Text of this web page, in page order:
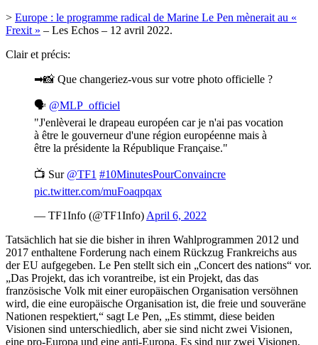
> Europe : le programme radical de Marine Le Pen mènerait au «
Frexit » – Les Echos – 12 avril 2022.
Clair et précis:
➡📸 Que changeriez-vous sur votre photo officielle ?
🗣️ @MLP_officiel
"J'enlèverai le drapeau européen car je n'ai pas vocation
à être le gouverneur d'une région européenne mais à
être la présidente la République Française."
📺 Sur @TF1 #10MinutesPourConvaincre
pic.twitter.com/muFoaqpqax
— TF1Info (@TF1Info) April 6, 2022
Tatsächlich hat sie die bisher in ihren Wahlprogrammen 2012 und
2017 enthaltene Forderung nach einem Rückzug Frankreichs aus
der EU aufgegeben. Le Pen stellt sich ein „Concert des nations“ vor.
„Das Projekt, das ich vorantreibe, ist ein Projekt, das das
französische Volk mit einer europäischen Organisation versöhnen
wird, die eine europäische Organisation ist, die freie und souveräne
Nationen respektiert,“ sagt Le Pen, „Es stimmt, diese beiden
Visionen sind unterschiedlich, aber sie sind nicht zwei Visionen,
eine pro-Europa und eine anti-Europa. Es sind nur zwei Visionen,